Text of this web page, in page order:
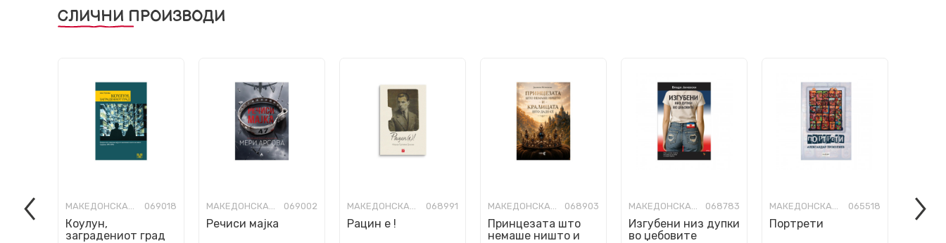
СЛИЧНИ ПРОИЗВОДИ
МАКЕДОНСКА КНИЖЕВНОСТ 069018
Коулун,
заградениот град
МАКЕДОНСКА КНИЖЕВНОСТ 069002
Речиси мајка
МАКЕДОНСКА КНИЖЕВНОСТ 068991
Рацин е !
МАКЕДОНСКА КНИЖЕВНОСТ 068903
Принцезата што
немаше ништо и
МАКЕДОНСКА КНИЖЕВНОСТ 068783
Изгубени низ дупки
во џебовите
МАКЕДОНСКА КНИЖЕВНОСТ 065518
Портрети